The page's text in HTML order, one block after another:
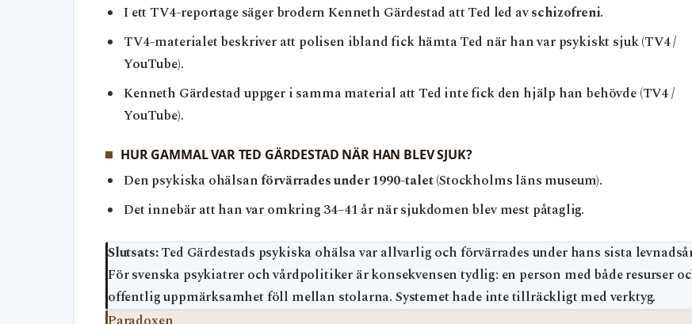
I ett TV4-reportage säger brodern Kenneth Gärdestad att Ted led avschizofreni.
TV4-materialet beskriver att polisen ibland fick hämta Ted när han var psykiskt sjuk (TV4 /
YouTube).
Kenneth Gärdestad uppger i samma material att Ted inte fick den hjälp han behövde (TV4 /
YouTube).
HUR GAMMAL VAR TED GÄRDESTAD NÄR HAN BLEV SJUK?
Den psykiska ohälsanförvärrades under 1990-talet(Stockholms läns museum).
Det innebär att han var omkring 34–41 år när sjukdomen blev mest påtaglig.
Slutsats:Ted Gärdestads psykiska ohälsa var allvarlig och förvärrades under hans sista
För svenska psykiatrer och vårdpolitiker är konsekvensen tydlig: en person med både resurser
offentlig uppmärksamhet föll mellan stolarna. Systemet hade inte tillräckligt med verktyg.